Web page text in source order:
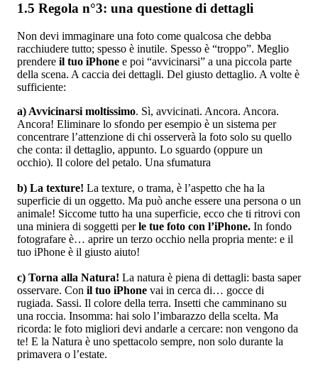
1.5 Regola n°3: una questione di dettagli
Non devi immaginare una foto come qualcosa che debba
racchiudere tutto; spesso è inutile. Spesso è “troppo”. Meglio
prendere il tuo iPhone e poi “avvicinarsi” a una piccola parte
della scena. A caccia dei dettagli. Del giusto dettaglio. A volte è
sufficiente:
a) Avvicinarsi moltissimo. Sì, avvicinati. Ancora. Ancora.
Ancora! Eliminare lo sfondo per esempio è un sistema per
concentrare l’attenzione di chi osserverà la foto solo su quello
che conta: il dettaglio, appunto. Lo sguardo (oppure un
occhio). Il colore del petalo. Una sfumatura
b) La texture! La texture, o trama, è l’aspetto che ha la
superficie di un oggetto. Ma può anche essere una persona o un
animale! Siccome tutto ha una superficie, ecco che ti ritrovi con
una miniera di soggetti perle tue foto con l’iPhone. In fondo
fotografare è… aprire un terzo occhio nella propria mente: e il
tuo iPhone è il giusto aiuto!
c) Torna alla Natura! La natura è piena di dettagli: basta saper
osservare. Con il tuo iPhone vai in cerca di… gocce di
rugiada. Sassi. Il colore della terra. Insetti che camminano su
una roccia. Insomma: hai solo l’imbarazzo della scelta. Ma
ricorda: le foto migliori devi andarle a cercare: non vengono da
te! E la Natura è uno spettacolo sempre, non solo durante la
primavera o l’estate.